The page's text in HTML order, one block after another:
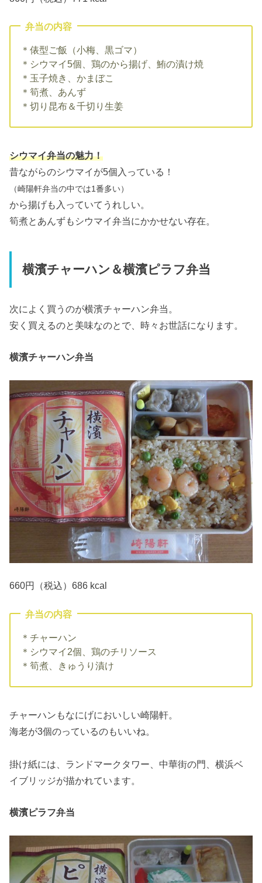
弁当の内容
＊俵型ご飯（小梅、黒ゴマ）
＊シウマイ5個、鶏のから揚げ、鮪の漬け焼
＊玉子焼き、かまぼこ
＊筍煮、あんず
＊切り昆布＆千切り生姜
シウマイ弁当の魅力！
昔ながらのシウマイが5個入っている！
（崎陽軒弁当の中では1番多い）
から揚げも入っていてうれしい。
筍煮とあんずもシウマイ弁当にかかせない存在。
横濱チャーハン＆横濱ピラフ弁当
次によく買うのが横濱チャーハン弁当。
安く買えるのと美味なのとで、時々お世話になります。
横濱チャーハン弁当
660円（税込）686 kcal
弁当の内容
＊チャーハン
＊シウマイ2個、鶏のチリソース
＊筍煮、きゅうり漬け
チャーハンもなにげにおいしい崎陽軒。
海老が3個のっているのもいいね。
掛け紙には、ランドマークタワー、中華街の門、横浜ベ
イブリッジが描かれています。
横濱ピラフ弁当